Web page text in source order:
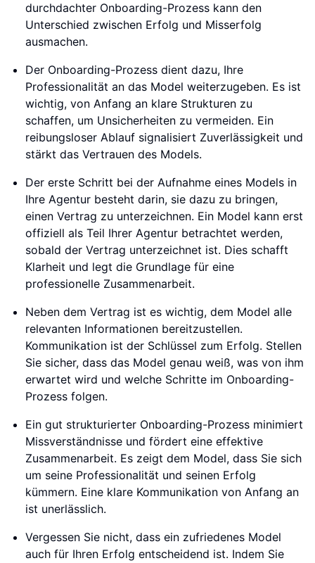
durchdachter Onboarding-Prozess kann den
Unterschied zwischen Erfolg und Misserfolg
ausmachen.
Der Onboarding-Prozess dient dazu, Ihre
Professionalität an das Model weiterzugeben. Es ist
wichtig, von Anfang an klare Strukturen zu
schaffen, um Unsicherheiten zu vermeiden. Ein
reibungsloser Ablauf signalisiert Zuverlässigkeit und
stärkt das Vertrauen des Models.
Der erste Schritt bei der Aufnahme eines Models in
Ihre Agentur besteht darin, sie dazu zu bringen,
einen Vertrag zu unterzeichnen. Ein Model kann erst
offiziell als Teil Ihrer Agentur betrachtet werden,
sobald der Vertrag unterzeichnet ist. Dies schafft
Klarheit und legt die Grundlage für eine
professionelle Zusammenarbeit.
Neben dem Vertrag ist es wichtig, dem Model alle
relevanten Informationen bereitzustellen.
Kommunikation ist der Schlüssel zum Erfolg. Stellen
Sie sicher, dass das Model genau weiß, was von ihm
erwartet wird und welche Schritte im Onboarding-
Prozess folgen.
Ein gut strukturierter Onboarding-Prozess minimiert
Missverständnisse und fördert eine effektive
Zusammenarbeit. Es zeigt dem Model, dass Sie sich
um seine Professionalität und seinen Erfolg
kümmern. Eine klare Kommunikation von Anfang an
ist unerlässlich.
Vergessen Sie nicht, dass ein zufriedenes Model
auch für Ihren Erfolg entscheidend ist. Indem Sie